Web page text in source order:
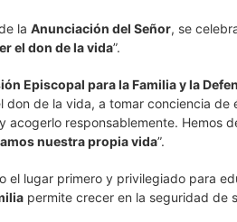
la Anunciación del Señor, se
el don de la vida”.
Episcopal para la Familia y la
don de la vida, a tomar conciencia
acogerlo responsablemente. Hemos
nuestra propia vida”.
el lugar primero y privilegiado para
permite crecer en la seguridad de